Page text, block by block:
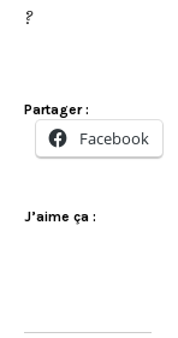
?
Partager :
Facebook
J’aime ça :